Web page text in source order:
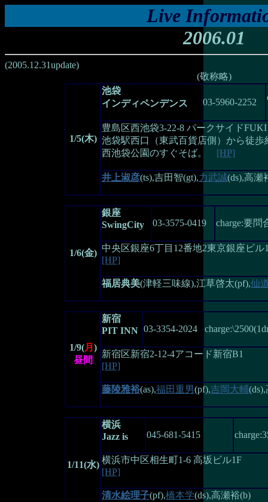
Live
2006.01
(2005.12.31update)
(敬称略)
1/5(木)
池袋
インディペンデンス
03-5960-2252
豊島区西池袋3-22-8 パークサイド
池袋駅西口（東武百貨店側）から徒歩
西池袋公園のすぐそば。 [HP]
井上淑彦(ts),吉田智(gt),力武誠(ds),高瀬
1/6(金)
銀座
SwingCity
03-3575-0419 charge:要問
中央区銀座6丁目12番地2東京銀座ビル
[HP]
福居典美(津軽三味線),江草啓太(pf),仙
1/9(月 )
昼間
新宿
PIT INN 03-3354-2024
新宿区新宿2-12-4アコード新宿B1
[HP]
藤陵雅裕(as),福田重男(pf),吉岡大輔
1/11(水)
横浜
Jazz is
045-681-5415
横浜市中区相生町1-6 高坂ビル1F
[HP]
清水絵理子(pf),橋本学(ds),高瀬裕(b)